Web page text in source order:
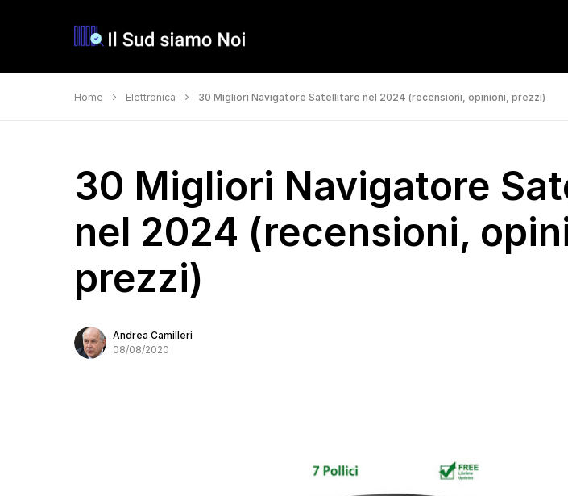
Home Elettronica 30 Migliori Navigatore Satellitare nel 2024 (recensioni, opinioni, prezzi)
30 Migliori Navigatore
nel 2024 (recensioni,
prezzi)
Andrea Camilleri
08/08/2020